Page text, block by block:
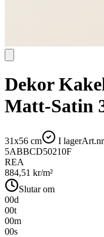
Dekor
Matt-Satin
31x56 cm I lagerArt.nr
5ABBCD50210F
REA
884,51 kr/m²
Slutar om
00d
00t
00m
00s